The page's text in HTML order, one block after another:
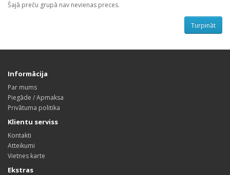
Šajā preču grupā nav nevienas preces.
Turpināt
Informācija
Par mums
Piegāde / Apmaksa
Privātuma politika
Klientu serviss
Kontakti
Atteikumi
Vietnes karte
Ekstras